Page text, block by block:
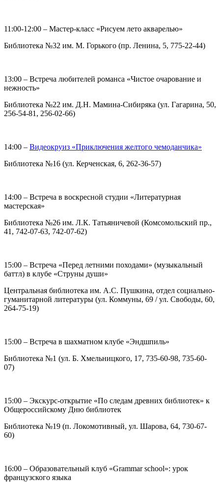
11:00-12:00 – Мастер-класс «Рисуем лето акварелью»
Библиотека №32 им. М. Горького (пр. Ленина, 5, 775-22-44)
13:00 – Встреча любителей романса «Чистое очарование и
нежность»
Библиотека №22 им. Д.Н. Мамина-Сибиряка (ул. Гагарина, 50,
256-54-81, 256-02-66)
14:00 – Видеокруиз «Приключения желтого чемоданчика»
Библиотека №16 (ул. Керченская, 6, 262-36-57)
14:00 – Встреча в воскресной студии «Литературная
мастерская»
Библиотека №26 им. Л.К. Татьяничевой (Комсомольский пр.,
41, 742-07-63, 742-07-62)
15:00 – Встреча «Перед летними походами» (музыкальный
баттл) в клубе «Струны души»
Центральная библиотека им. А.С. Пушкина, отдел социально-
гуманитарной литературы (ул. Коммуны, 69 / ул. Свободы, 60,
264-75-19)
15:00 – Встреча в шахматном клубе «Эндшпиль»
Библиотека №1 (ул. Б. Хмельницкого, 17, 735-60-98, 735-60-
07)
15:00 – Экскурс-открытие «По следам древних библиотек» к
Общероссийскому Дню библиотек
Библиотека №19 (п. Локомотивный, ул. Шарова, 64, 730-67-
60)
16:00 – Образовательный клуб «Grammar school»: урок
французского языка